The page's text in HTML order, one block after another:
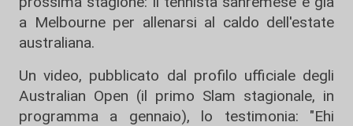
a Melbourne per allenarsi al caldo dell'estate
australiana.
Un video, pubblicato dal profilo ufficiale degli
Australian Open (il primo Slam stagionale, in
programma a gennaio), lo testimonia: "Ehi